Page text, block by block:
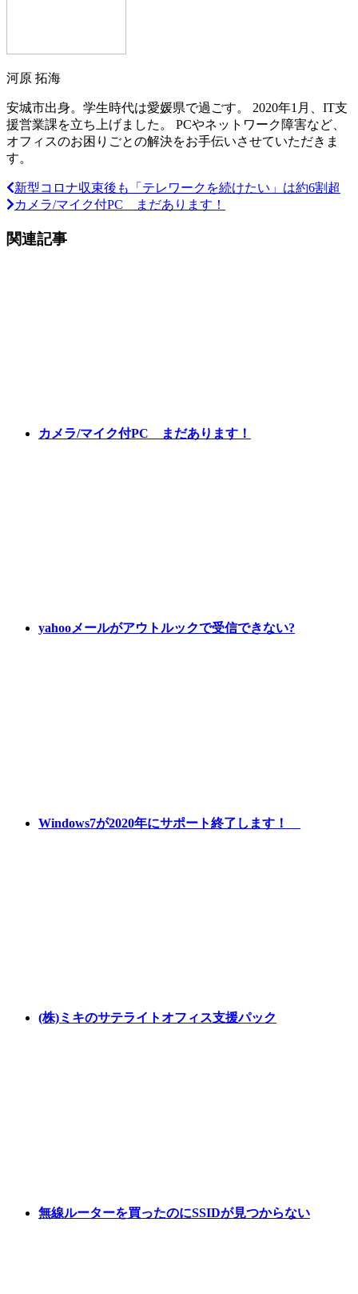
河原 拓海
安城市出身。学生時代は愛媛県で過ごす。 2020年1月、IT支
援営業課を立ち上げました。 PCやネットワーク障害など、
オフィスのお困りごとの解決をお手伝いさせていただきま
す。
新型コロナ収束後も「テレワークを続けたい」は約6割超
カメラ/マイク付PC まだあります！
関連記事
カメラ/マイク付PC まだあります！
yahooメールがアウトルックで受信できない?
Windows7が2020年にサポート終了します！
(株)ミキのサテライトオフィス支援パック
無線ルーターを買ったのにSSIDが見つからない